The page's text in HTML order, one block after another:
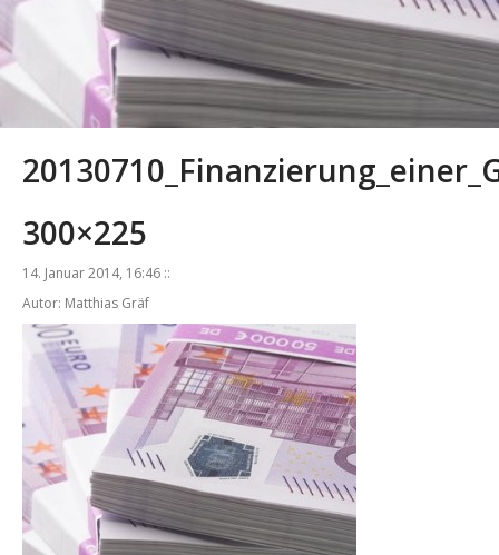
300×225
14. Januar 2014, 16:46 ::
Autor: Matthias Gräf